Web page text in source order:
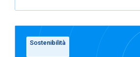
Sostenibilità